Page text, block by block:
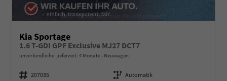
Kia Sportage
1.6 T-GDI GPF Exclusive MJ27 DCT7
unverbindliche Lieferzeit: 4 Monate Neuwagen
Fahrzeugnummer 207035 Getriebe Automatik